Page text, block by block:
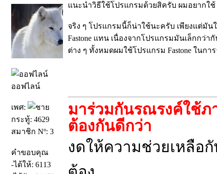
ออฟไลน์
เพศ:
กระทู้: 4629
สมาชิก Nº: 3
คำขอบคุณ
-ได้ให้: 6113
แนะนำวิธีใช้โปรแกรมด้วยสิครับ ผมอยากใช้
จริง ๆ โปรแกรมนี้ก็น่าใช้นะครับ เพียงแต่มั
Fastone แทน เนื่องจากโปรแกรมมันเล็กกว่
ต่าง ๆ ทั้งหมดผมใช้โปรแกรม Fastone ในก
มาร่วมกันรณรงค์ใช้ภ
ต้องกันดีกว่า
งดให้ความช่วยเหลือ